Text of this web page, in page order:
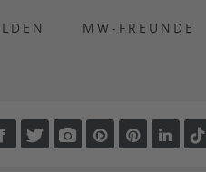
MW-FREUNDE